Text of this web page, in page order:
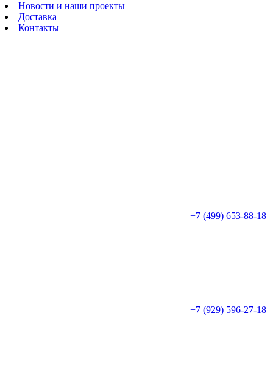
Новости и наши проекты
Доставка
Контакты
+7 (499) 653-88-18
+7 (929) 596-27-18